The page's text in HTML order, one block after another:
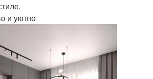
и уютно